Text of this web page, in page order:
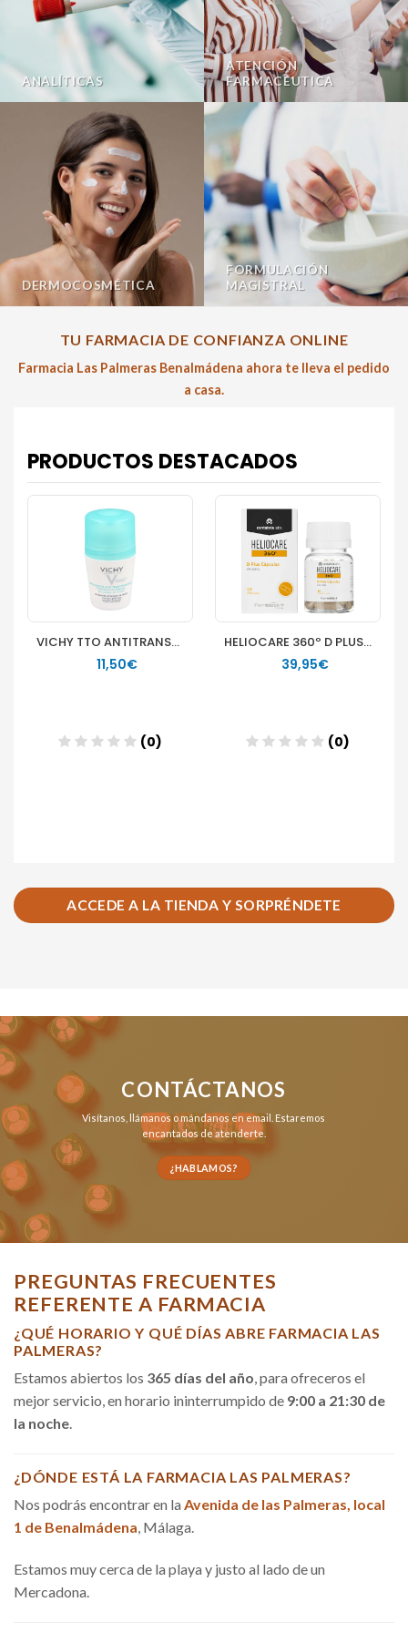
ANALÍTICAS
ATENCIÓN
FARMACÉUTICA
DERMOCOSMÉTICA
FORMULACIÓN
MAGISTRAL
TU FARMACIA DE CONFIANZA ONLINE
Farmacia Las Palmeras Benalmádena ahora te lleva el pedido
a casa.
ACCEDE A LA TIENDA Y SORPRÉNDETE
CONTÁCTANOS
Visítanos, llámanosomándanos en email . Estaremos
encantados de atenderte.
¿HABLAMOS?
PREGUNTAS FRECUENTES
REFERENTE A FARMACIA
¿QUÉ HORARIO Y QUÉ DÍAS ABRE FARMACIA LAS
PALMERAS?
Estamos abiertos los 365 días del año, para ofreceros el
mejor servicio, en horario ininterrumpido de 9:00 a 21:30 de
la noche.
¿DÓNDE ESTÁ LA FARMACIA LAS PALMERAS?
Nos podrás encontrar en la Avenida de las Palmeras, local
1 de Benalmádena, Málaga.
Estamos muy cerca de la playa y justo al lado de un
Mercadona.